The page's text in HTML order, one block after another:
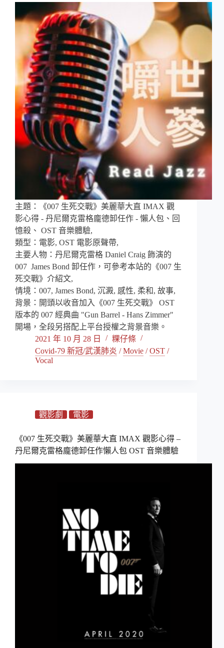
主題：《007 生死交戰》美麗華大直 IMAX 觀
影心得 - 丹尼爾克雷格龐德卸任作 - 懶人包、回
憶殺、 OST 音樂體驗,
類型：電影, OST 電影原聲帶,
主要人物：丹尼爾克雷格 Daniel Craig 飾演的
007 James Bond 卸任作，可參考本站的《007 生
死交戰》介紹文,
情境：007, James Bond, 沉澱, 感性, 柔和, 故事,
背景：開頭以收音加入《007 生死交戰》 OST
版本的 007 經典曲 "Gun Barrel - Hans Zimmer"
開場，全段另搭配上平台授權之背景音樂。
2021 年 10 月 28 日
粿仔條
Covid-79 新冠/武漢肺炎 /Movie /OST /
Vocal
觀影劇 電影
《007 生死交戰》美麗華大直 IMAX 觀影心得 –
丹尼爾克雷格龐德卸任作懶人包 OST 音樂體驗